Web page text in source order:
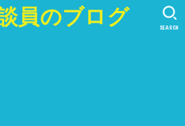
員のブログ SEARCH